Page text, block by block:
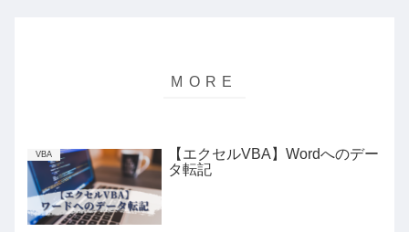
VBA
【エクセルVBA】Wordへのデー
タ転記